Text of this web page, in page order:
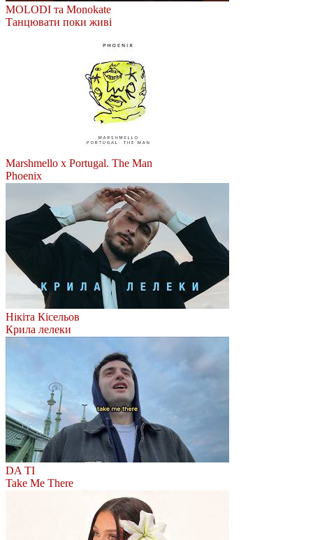
MOLODI та Monokate
Танцювати поки живі
Marshmello x Portugal. The Man
Phoenix
Нікіта Кісельов
Крила лелеки
DA TI
Take Me There